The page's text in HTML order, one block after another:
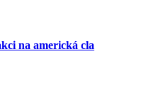
na americká cla